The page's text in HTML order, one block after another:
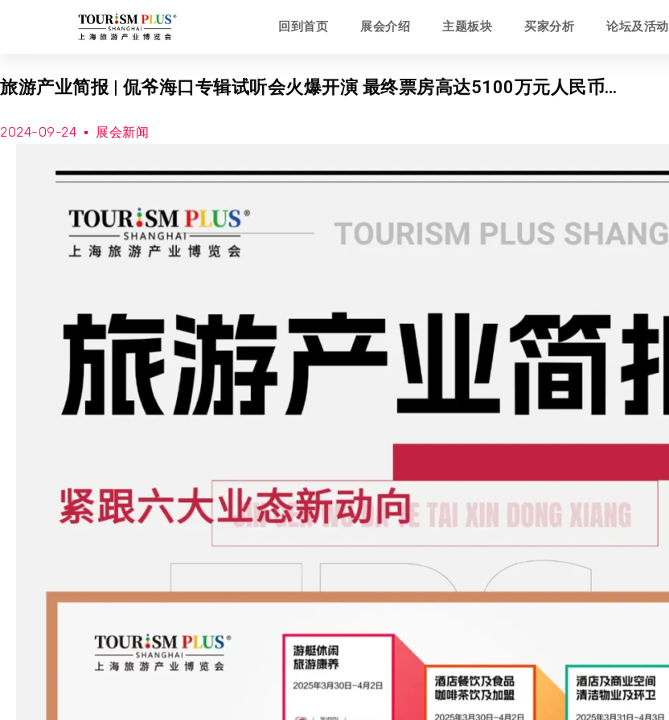
回到首页 展会介绍 主题板块 买家分析 论坛及活动
旅游产业简报 | 侃爷海口专辑试听会火爆开演 最终票房高达5100万元人民币…
2024-09-24 展会新闻